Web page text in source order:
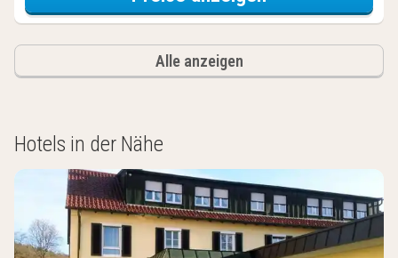
Alle anzeigen
Hotels in der Nähe